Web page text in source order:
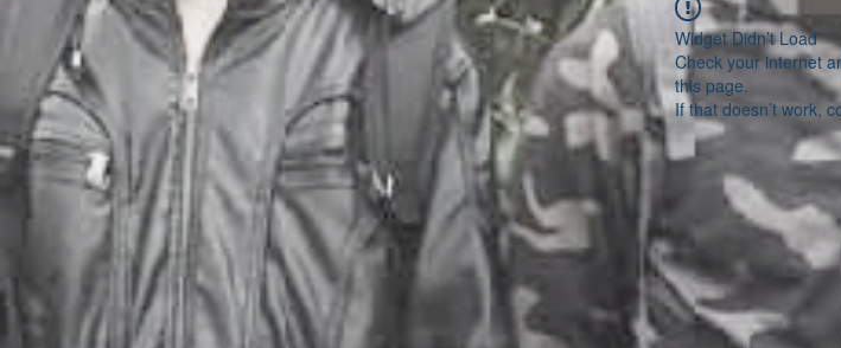
Widget Didn’t Load
Check your internet
this page.
If that doesn’t work,